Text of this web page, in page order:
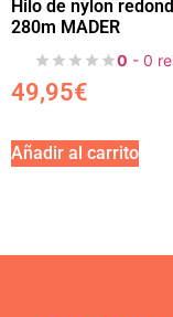
Hilo de nylon
280m MADER
0 - 0
49,95€
Añadir al carrito